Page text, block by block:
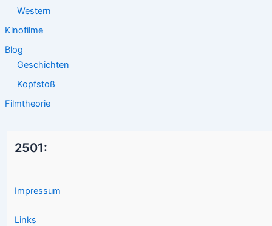
Western
Kinofilme
Blog
Geschichten
Kopfstoß
Filmtheorie
2501:
Impressum
Links